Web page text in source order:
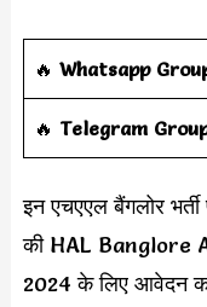
‎️‍🔥 Whatsapp
‎️‍🔥 Telegram
इन एचएएल बैंगलोर
की HAL
2024 के लिए आवेदन